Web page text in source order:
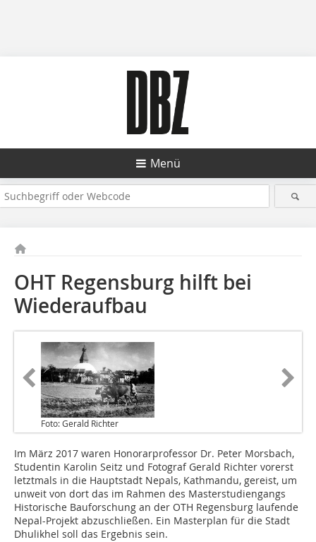
Menü
OHT Regensburg hilft bei
Wiederaufbau
Foto: Gerald Richter
Im März 2017 waren Honorarprofessor Dr. Peter Morsbach,
Studentin Karolin Seitz und Fotograf Gerald Richter vorerst
letztmals in die Hauptstadt Nepals, Kathmandu, gereist, um
unweit von dort das im Rahmen des Masterstudiengangs
Historische Bauforschung an der OTH Regensburg laufende
Nepal-Projekt abzuschließen. Ein Masterplan für die Stadt
Dhulikhel soll das Ergebnis sein.